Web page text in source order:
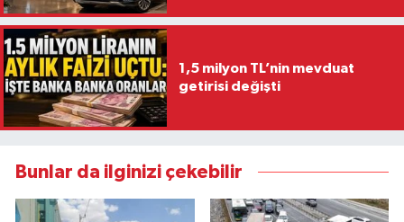
1,5 milyon TL’nin mevduat
getirisi değişti
Bunlar da ilginizi çekebilir